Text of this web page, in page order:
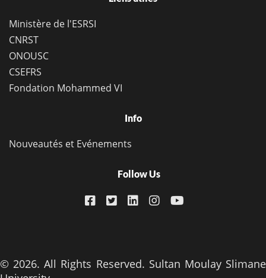
Ministère de l'ESRSI
CNRST
ONOUSC
CSEFRS
Fondation Mohammed VI
Info
Nouveautés et Evénements
Follow Us
© 2026. All Rights Reserved. Sultan Moulay Slimane